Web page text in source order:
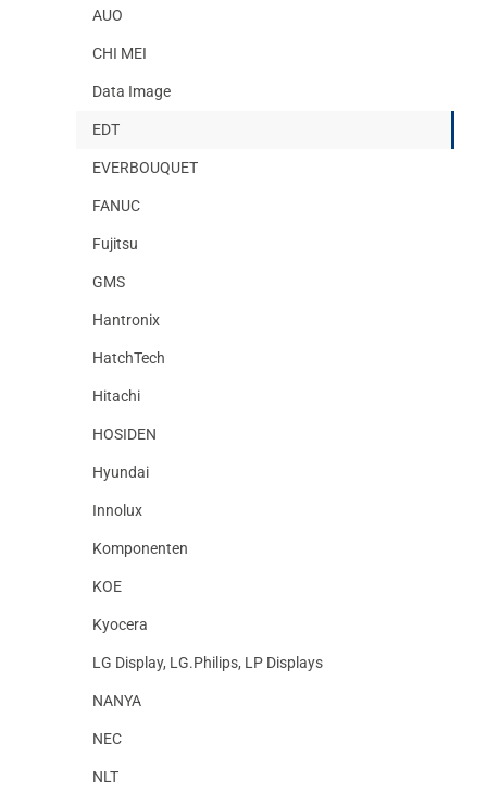
AUO
CHI MEI
Data Image
EDT
EVERBOUQUET
FANUC
Fujitsu
GMS
Hantronix
HatchTech
Hitachi
HOSIDEN
Hyundai
Innolux
Komponenten
KOE
Kyocera
LG Display, LG.Philips, LP Displays
NANYA
NEC
NLT